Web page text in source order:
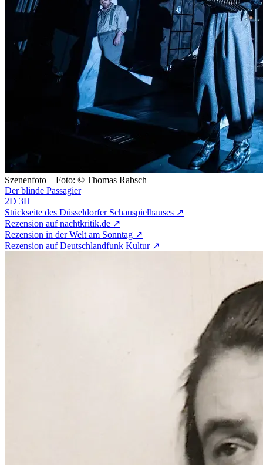
Szenenfoto – Foto: © Thomas Rabsch
Der blinde Passagier
2D 3H
Stückseite des Düsseldorfer Schauspielhauses ↗
Rezension auf nachtkritik.de ↗
Rezension in der Welt am Sonntag ↗
Rezension auf Deutschlandfunk Kultur ↗